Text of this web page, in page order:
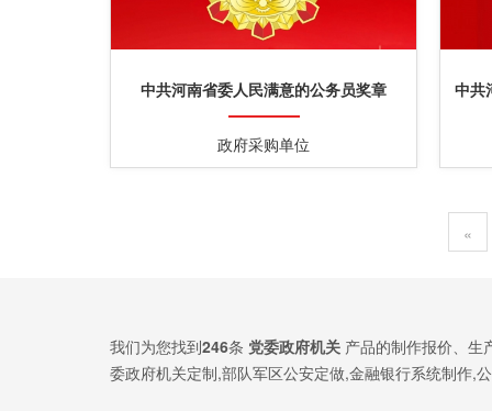
中共河南省委人民满意的公务员奖章
政府采购单位
中共
«
我们为您找到246条 党委政府机关 产品的制作报价、生
委政府机关定制,部队军区公安定做,金融银行系统制作,